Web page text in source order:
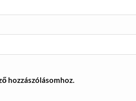
hozzászólásomhoz.